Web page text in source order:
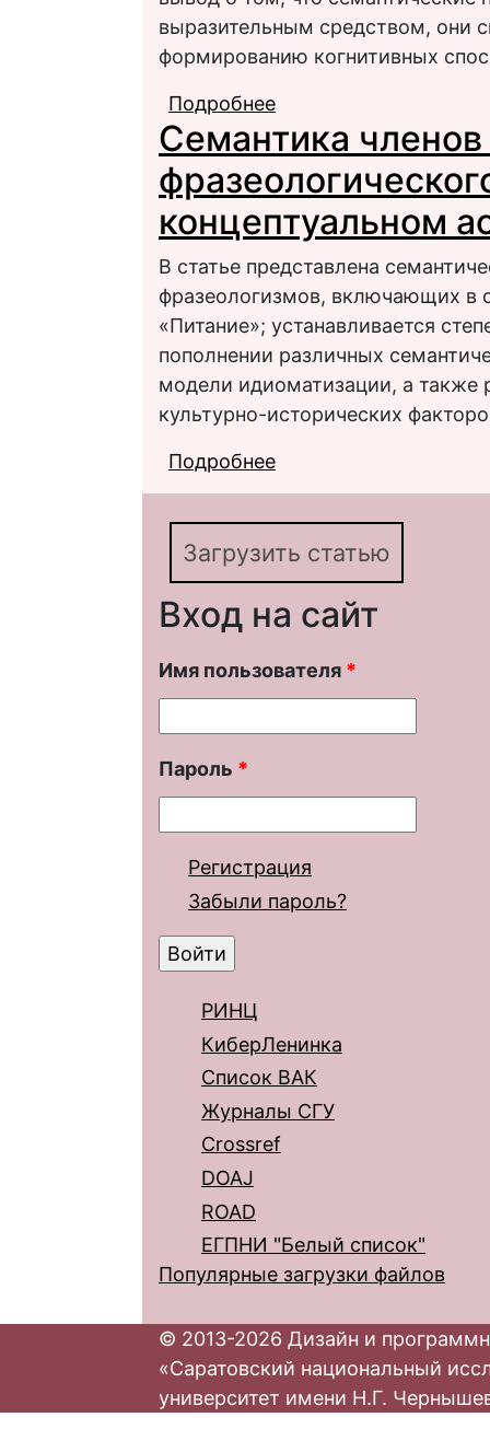
выразительным средством, они
формированию когнитивных
Подробнее
Афанасьева
Семантика членов
концептуальном
В статье представлена
фразеологизмов, включающих в
«Питание»; устанавливается
пополнении различных
модели идиоматизации, а также
культурно-исторических
Подробнее
«Питание» в
Загрузить статью
Вход на сайт
Имя пользователя *
Пароль *
Регистрация
Забыли пароль?
РИНЦ
КиберЛенинка
Список ВАК
Журналы СГУ
Crossref
DOAJ
ROAD
ЕГПНИ "Белый список"
Популярные загрузки файлов
© 2013-2026 Дизайн и
«Саратовский национальный
университет имени Н.Г.